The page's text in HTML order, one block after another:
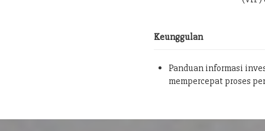
Keunggulan
Panduan informasi
mempercepat proses